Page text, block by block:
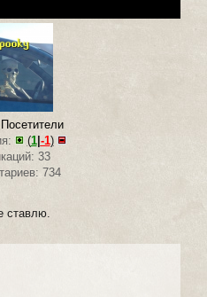
Посетители
(1|-1)
33
734
ставлю.